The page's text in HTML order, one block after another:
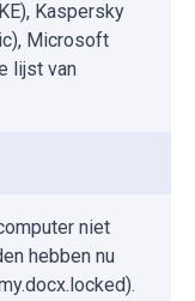
Kaspersky
Microsoft
lijst van
niet
hebben nu